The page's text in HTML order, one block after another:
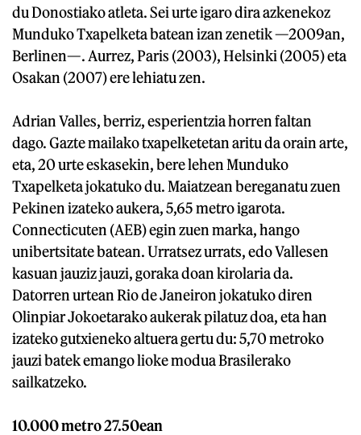
du Donostiako atleta. Sei urte igaro dira azkenekoz
Munduko Txapelketa batean izan zenetik —2009an,
Berlinen—. Aurrez, Paris (2003), Helsinki (2005) eta
Osakan (2007) ere lehiatu zen.
Adrian Valles, berriz, esperientzia horren faltan
dago. Gazte mailako txapelketetan aritu da orain arte,
eta, 20 urte eskasekin, bere lehen Munduko
Txapelketa jokatuko du. Maiatzean bereganatu zuen
Pekinen izateko aukera, 5,65 metro igarota.
Connecticuten (AEB) egin zuen marka, hango
unibertsitate batean. Urratsez urrats, edo Vallesen
kasuan jauziz jauzi, goraka doan kirolaria da.
Datorren urtean Rio de Janeiron jokatuko diren
Olinpiar Jokoetarako aukerak pilatuz doa, eta han
izateko gutxieneko altuera gertu du: 5,70 metroko
jauzi batek emango lioke modua Brasilerako
sailkatzeko.
10.000 metro 27.50ean